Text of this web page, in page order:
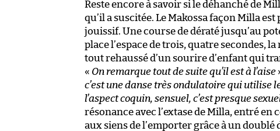
Reste encore à savoir si le déhanché de
qu’il a suscitée. Le Makossa façon Milla
jouissif. Une course de dératé jusqu’au
place l’espace de trois, quatre secondes,
tout rehaussé d’un sourire d’enfant qui
« On remarque tout de suite qu’il est à l’aise
c’est une danse très ondulatoire qui utilise
l’aspect coquin, sensuel, c’est presque
résonance avec l’extase de Milla, entré en
aux siens de l’emporter grâce à un